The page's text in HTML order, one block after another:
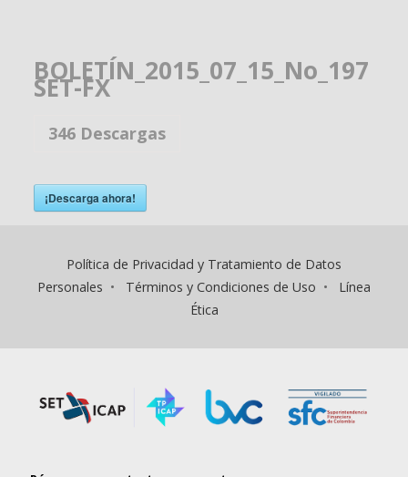
BOLETÍN_2015_07_15_No_197
SET-FX
346Descargas
¡Descarga ahora!
Política de Privacidad y Tratamiento de Datos
Personales • Términos y Condiciones de Uso • Línea
Ética